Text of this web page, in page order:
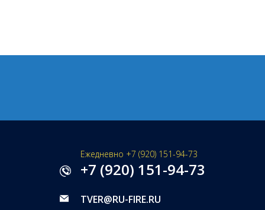
Ежедневно +7 (920) 151-94-73
+7 (920) 151-94-73
TVER@RU-FIRE.RU